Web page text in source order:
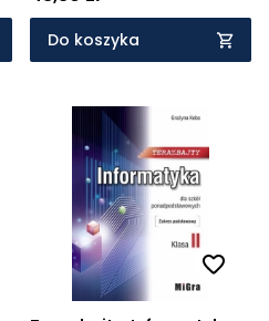
Wojaczek
Do koszyka